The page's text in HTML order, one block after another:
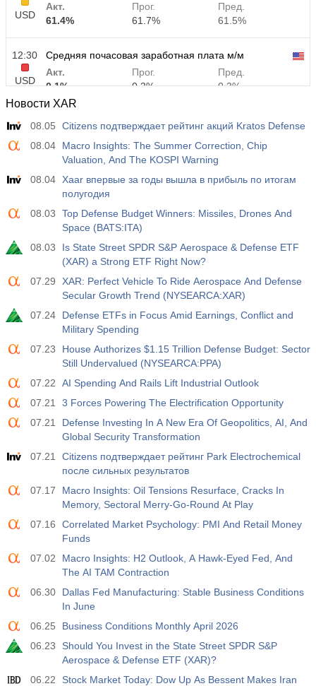
USD
Акт.
61.4%
Прог.
61.7%
Пред.
61.5%
12:30
USD
Средняя почасовая заработная плата м/м
Акт.
0.1%
Прог.
0.3%
Пред.
0.3%
12:30
USD
Средняя почасовая заработная плата г/г
3.2%
3.5%
3.5%
12:30
USD
Изменение числа занятых в частном
несельскохозяйственном секторе
Акт.
30 тыс
Прог.
40 тыс
Пред.
USD
Уровень безработицы U6
Акт.
7.9%
Прог.
7.9%
Пред.
7.9%
USD
Число нефтяных буровых установок от Baker
Акт.
Прог.
Пред.
451
17:00
Общее число буровых установок в США от Baker
Hughes
Акт.
Прог.
19:00
Акт.
Прог.
Пред.
CFTC
Акт.
197.6 тыс
Прог.
182.1 тыс
19:30
USD
Чистый объем спекулятивных позиций по сырой
Акт.
112.4 тыс
Прог.
Новости XAR
08.05
Citizens подтверждает рейтинг акций Kratos Defense
08.04
Macro Insights: The Summer Correction, Chip
Valuation, And The KOSPI Warning
08.04
Xaar впервые за годы вышла в прибыль по итогам
полугодия
08.03
Top Defense Budget Winners: Missiles, Drones And
Space (BATS:ITA)
08.03
Is State Street SPDR S&P Aerospace & Defense ETF
(XAR) a Strong ETF Right Now?
07.29
XAR: Perfect Vehicle To Ride Aerospace And Defense
Secular Growth Trend (NYSEARCA:XAR)
07.24
Defense ETFs in Focus Amid Earnings, Conflict and
Military Spending
07.23
House Authorizes $1.15 Trillion Defense Budget: Sector
Still Undervalued (NYSEARCA:PPA)
07.22
AI Spending And Rails Lift Industrial Outlook
07.21
3 Forces Powering The Electrification Opportunity
07.21
Defense Investing In A New Era Of Geopolitics, AI, And
Global Security Transformation
07.21
Citizens подтверждает рейтинг Park Electrochemical
после сильных результатов
07.17
Macro Insights: Oil Tensions Resurface, Cracks In
Memory, Sectoral Merry-Go-Round At Play
07.16
Correlated Market Psychology: PMI And Retail Money
Funds
07.02
Macro Insights: H2 Outlook, A Hawk-Eyed Fed, And
The AI TAM Contraction
06.30
Dallas Fed Manufacturing: Stable Business Conditions
In June
06.25
Business Conditions Monthly April 2026
06.23
Should You Invest in the State Street SPDR S&P
Aerospace & Defense ETF (XAR)?
06.22
Stock Market Today: Dow Up As Bessent Makes Iran